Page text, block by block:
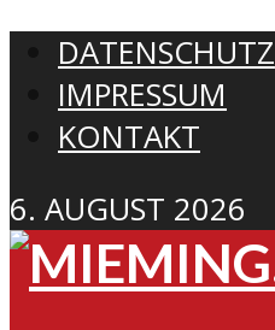
DATENSCHUTZ
IMPRESSUM
KONTAKT
6. AUGUST 2026